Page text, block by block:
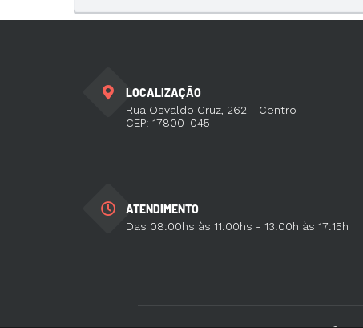
LOCALIZAÇÃO
Rua Osvaldo Cruz, 262 - Centro
CEP: 17800-045
ATENDIMENTO
Das 08:00hs às 11:00hs - 13:00h às 17:15h